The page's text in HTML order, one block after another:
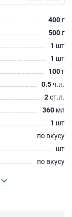
400 г
500 г
1 шт
1 шт
100 г
0.5ч.л.
2ст.л.
360 мл
1 шт
по вкусу
шт
по вкусу